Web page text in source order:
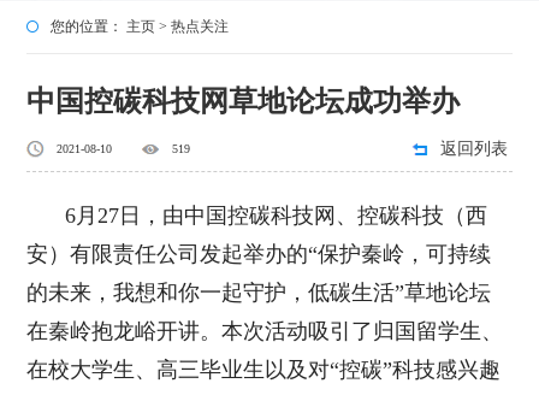
您的位置： 主页 >热点关注
中国控碳科技网草地论坛成功举办
2021-08-10 519 返回列表
6月27日，由中国控碳科技网、控碳科技（西
安）有限责任公司发起举办的“保护秦岭，可持续
的未来，我想和你一起守护，低碳生活”草地论坛
在秦岭抱龙峪开讲。本次活动吸引了归国留学生、
在校大学生、高三毕业生以及对“控碳”科技感兴趣